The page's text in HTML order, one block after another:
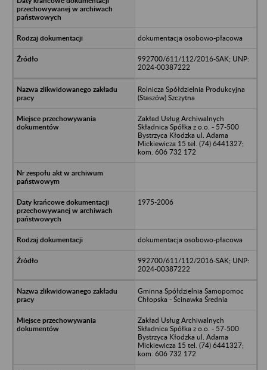
dokumentacja osobowo-płacowa
992700/611/112/2016-SAK; UNP:
2024-00387222
Rolnicza Spółdzielnia Produkcyjna
(Staszów) Szczytna
Zakład Usług Archiwalnych
Składnica Spółka z o.o. - 57-500
Bystrzyca Kłodzka ul. Adama
Mickiewicza 15 tel. (74) 6441327;
kom. 606 732 172
1975-2006
dokumentacja osobowo-płacowa
992700/611/112/2016-SAK; UNP:
2024-00387222
Gminna Spółdzielnia Samopomoc
Chłopska - Ścinawka Średnia
Zakład Usług Archiwalnych
Składnica Spółka z o.o. - 57-500
Bystrzyca Kłodzka ul. Adama
Mickiewicza 15 tel. (74) 6441327;
kom. 606 732 172